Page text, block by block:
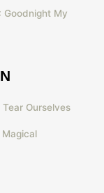
Goodnight My
Tear Ourselves
Magical